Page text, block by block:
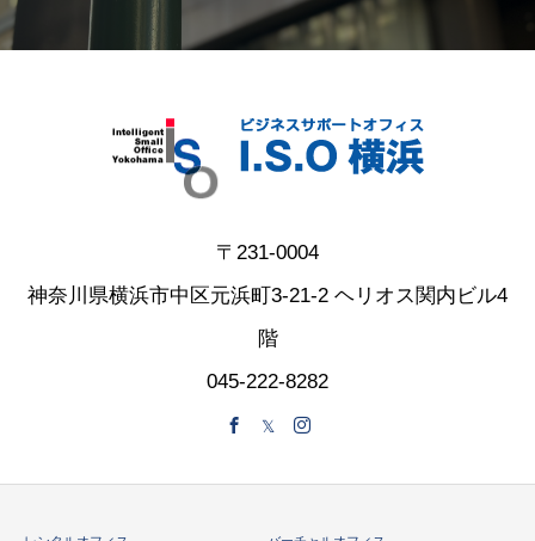
〒231-0004
神奈川県横浜市中区元浜町3-21-2 ヘリオス関内ビル4
階
045-222-8282